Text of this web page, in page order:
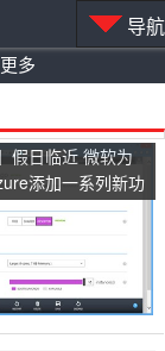
更多
导航
假日临近 微软为
添加一系列新功